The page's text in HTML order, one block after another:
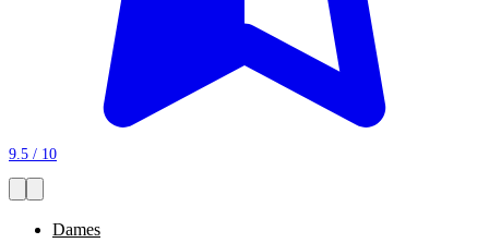
9.5 / 10
Dames